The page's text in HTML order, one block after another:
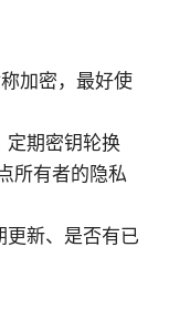
加密，最好使
定期密钥轮换
所有者的隐私
更新、是否有已